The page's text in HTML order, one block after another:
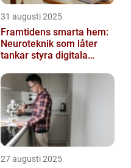
31 augusti 2025
Framtidens smarta hem:
Neuroteknik som låter
tankar styra digitala
27 augusti 2025